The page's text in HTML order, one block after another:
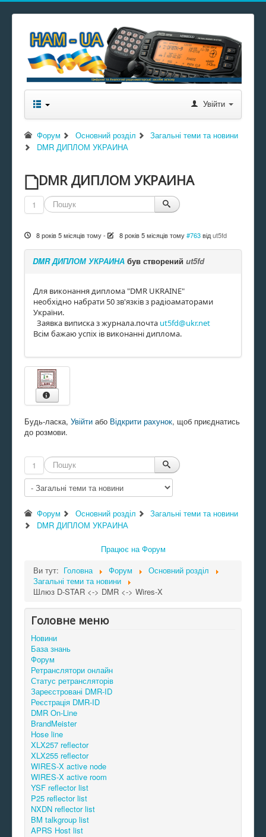
Увійти
Форум Основний розділ
Загальні теми та новини
DMR ДИПЛОМ УКРАИНА
DMR ДИПЛОМ УКРАИНА
1
8 років 5 місяців тому- 8 років 5 місяців тому #763 відut5fd
DMR ДИПЛОМ УКРАИНА був створений ut5fd
Для виконання диплома "DMR UKRAINE"
необхідно набрати 50 зв'язків з радіоаматорами
України.
Заявка виписка з журнала.почта ut5fd@ukr.net
Всім бажаю успіх ів виконанні диплома.
Будь-ласка, Увійти або Відкрити рахунок, щоб приєднатись
до розмови.
1
Форум Основний розділ
Загальні теми та новини
DMR ДИПЛОМ УКРАИНА
Працює на Форум
Ви тут: Головна Форум
Основний розділ
Загальні теми та новини
Шлюз D-STAR <-> DMR <-> Wires-X
Головне меню
Новини
База знань
Форум
Ретранслятори онлайн
Статус ретрансляторів
Зареєстровані DMR-ID
Реєстрація DMR-ID
DMR On-Line
BrandMeister
Hose line
XLX257 reflector
XLX255 reflector
WIRES-X active node
WIRES-X active room
YSF reflector list
P25 reflector list
NXDN reflector list
BM talkgroup list
APRS Host list